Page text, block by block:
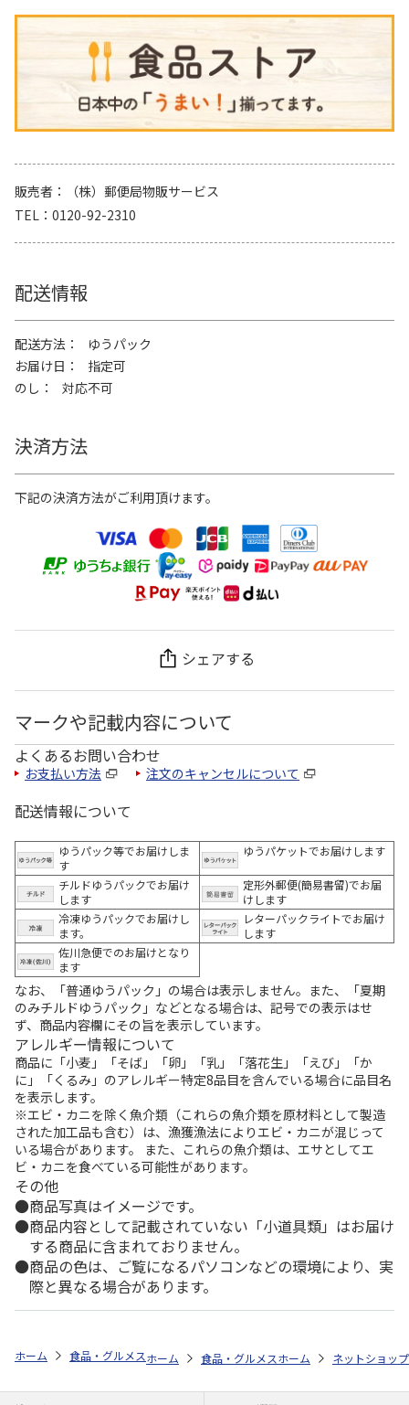
販売者
（株）郵便局物販サービス
TEL
0120-92-2310
配送情報
配送方法
ゆうパック
お届け日
指定可
のし
対応不可
決済方法
下記の決済方法がご利用頂けます。
シェアする
マークや記載内容について
よくあるお問い合わせ
お支払い方法 注文のキャンセルについて
配送情報について
ゆうパック等でお届けしま
す
ゆうパケットでお届けします
チルドゆうパックでお届け
します
定形外郵便(簡易書留)でお届
けします
冷凍ゆうパックでお届けし
ます。
レターパックライトでお届け
します
佐川急便でのお届けとなり
ます
なお、「普通ゆうパック」の場合は表示しません。また、「夏期
のみチルドゆうパック」などとなる場合は、記号での表示はせ
ず、商品内容欄にその旨を表示しています。
アレルギー情報について
商品に「小麦」「そば」「卵」「乳」「落花生」「えび」「か
に」「くるみ」のアレルギー特定8品目を含んでいる場合に品目名
を表示します。
※エビ・カニを除く魚介類（これらの魚介類を原材料として製造
された加工品も含む）は、漁獲漁法によりエビ・カニが混じって
いる場合があります。 また、これらの魚介類は、エサとしてエ
ビ・カニを食べている可能性があります。
その他
商品写真はイメージです。
商品内容として記載されていない「小道具類」はお届け
する商品に含まれておりません。
商品の色は、ご覧になるパソコンなどの環境により、実
際と異なる場合があります。
ホーム 食品・グルメストア 郵便局のカタログ 全国カレー祭り 第5
ホーム 食品・グルメストア 都道府県から探す
ホーム ネットショップ